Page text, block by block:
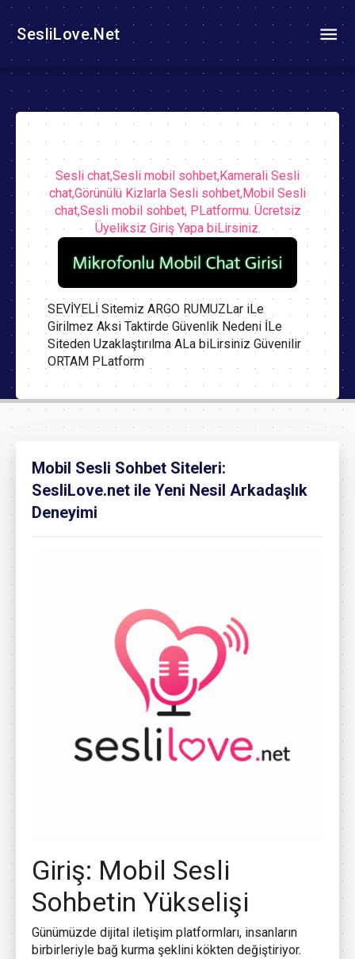
SesliLove.Net
Sesli chat,Sesli mobil sohbet,Kamerali Sesli
chat,Görünülü Kizlarla Sesli sohbet,Mobil Sesli
chat,Sesli mobil sohbet, PLatformu. Ücretsiz
Üyeliksiz Giriş Yapa biLirsiniz.
SEVİYELİ Sitemiz ARGO RUMUZLar iLe
Girilmez Aksi Taktirde Güvenlik Nedeni İLe
Siteden Uzaklaştırılma ALa biLirsiniz Güvenilir
ORTAM PLatform
Mobil Sesli Sohbet Siteleri:
SesliLove.net ile Yeni Nesil Arkadaşlık
Deneyimi
Giriş: Mobil Sesli
Sohbetin Yükselişi
Günümüzde dijital iletişim platformları, insanların
birbirleriyle bağ kurma şeklini kökten değiştiriyor.